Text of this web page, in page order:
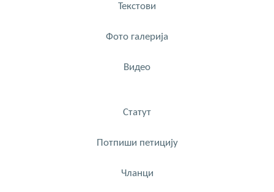
Текстови
Фото галерија
Видео
Статут
Потпиши петицију
Чланци